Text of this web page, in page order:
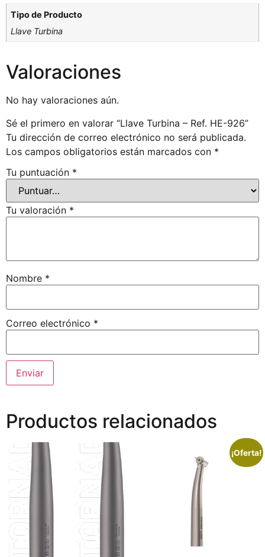
Tipo de Producto
Llave Turbina
Valoraciones
No hay valoraciones aún.
Sé el primero en valorar “Llave Turbina – Ref. HE-926”
Tu dirección de correo electrónico no será publicada.
Los campos obligatorios están marcados con *
Tu puntuación *
Tu valoración *
Nombre *
Correo electrónico *
Productos relacionados
¡Oferta!